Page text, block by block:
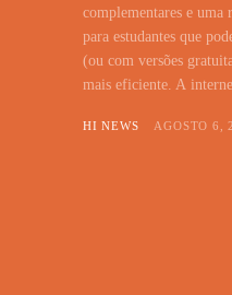
complementares e uma
para estudantes que
(ou com versões
mais eficiente. A
HI NEWS AGOSTO 6,